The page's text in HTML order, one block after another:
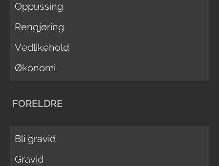
Oppussing
Rengjøring
Vedlikehold
Økonomi
FORELDRE
Bli gravid
Gravid